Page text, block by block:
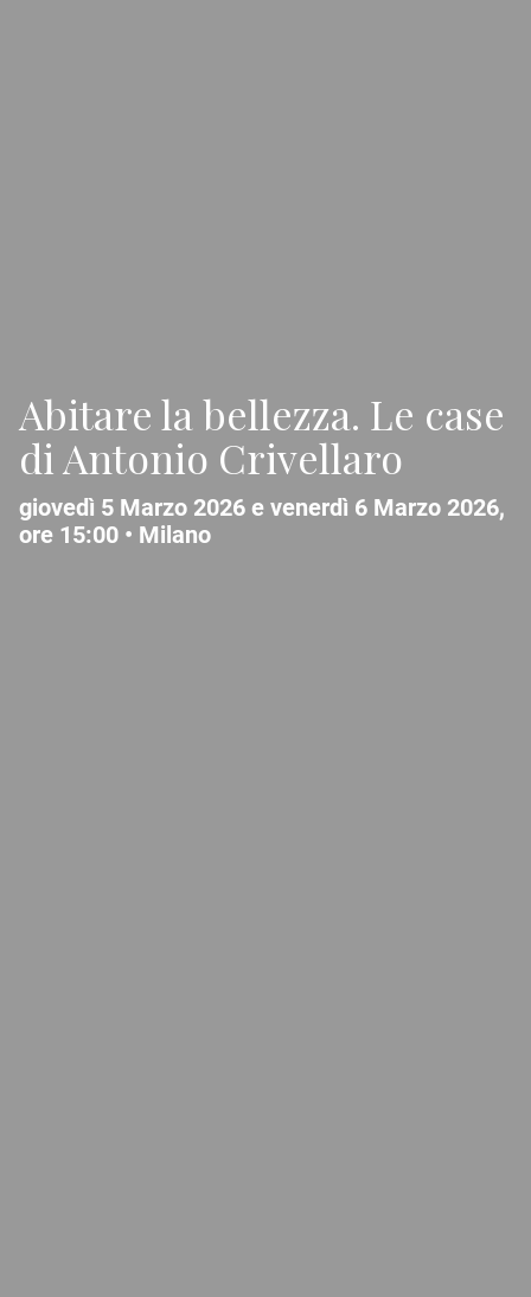
Abitare la bellezza. Le case
di Antonio Crivellaro
giovedì 5 Marzo 2026 e venerdì 6 Marzo 2026,
ore 15:00 • Milano